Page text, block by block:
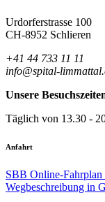
Urdorferstrasse 100
CH-8952 Schlieren
+41 44 733 11 11
info@spital-
Unsere
Täglich von 13.30 -
Anfahrt
SBB Online-Fahrplan
Wegbeschreibung in